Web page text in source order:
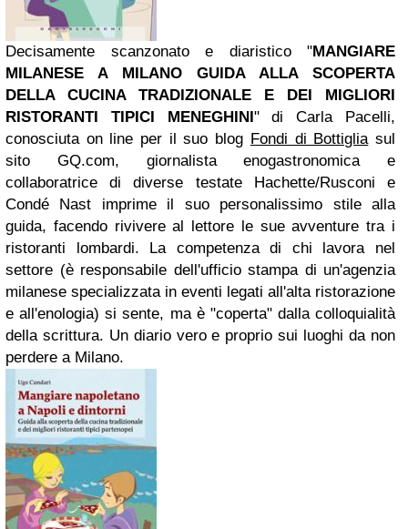
Decisamente scanzonato e diaristico "MANGIARE
MILANESE A MILANO GUIDA ALLA SCOPERTA
DELLA CUCINA TRADIZIONALE E DEI MIGLIORI
RISTORANTI TIPICI MENEGHINI" di Carla Pacelli,
conosciuta on line per il suo blog Fondi di Bottigliasul
sito GQ.com, giornalista enogastronomica e
collaboratrice di diverse testate Hachette/Rusconi e
Condé Nast imprime il suo personalissimo stile alla
guida, facendo rivivere al lettore le sue avventure tra i
ristoranti lombardi. La competenza di chi lavora nel
settore (è responsabile dell'ufficio stampa di un'agenzia
milanese specializzata in eventi legati all'alta ristorazione
e all'enologia) si sente, ma è "coperta" dalla colloquialità
della scrittura. Un diario vero e proprio sui luoghi da non
perdere a Milano.